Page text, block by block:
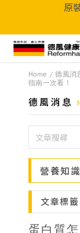
原
熱門搜尋
百靈油
油
益生
鐵
B群
Home 德風消
指南一次看！
德風消息
營養知識
文章標籤
蛋白質
促銷專區
人氣商品
保健系列
成份分類
適用族群
嚴選好物